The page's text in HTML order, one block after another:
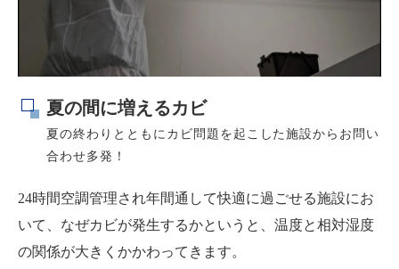
夏の間に増えるカビ
夏の終わりとともにカビ問題を起こした施設からお問い
合わせ多発！
24時間空調管理され年間通して快適に過ごせる施設にお
いて、なぜカビが発生するかというと、温度と相対湿度
の関係が大きくかかわってきます。